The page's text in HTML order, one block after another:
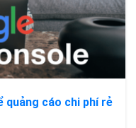
quảng cáo chi phí rẻ